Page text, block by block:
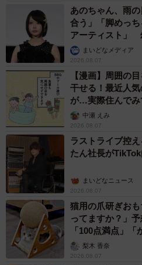
Instagram（ ＠shiory.sh ）や
SHIORYCHANNEL
』では
ながら全力で向き合うしおりさ
常を見ることができます。
あのちゃん、雨
合う」「脚めっ
アーティスト」
まいどなメディア
2026.08.07
【漫画】周囲の
干せる！最近人
が…実際住んでみ
中瀬 えみ
2026.08.07
ラストライブ控
たん社長が
まいどなニュース
2026.08.07
猫用の爪研ぎお
ってますか？」
「100点満点」「
梨木 香奈
2026.08.07